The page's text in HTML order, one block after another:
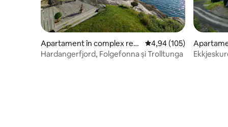
Apartament în complex rezi
dențial
Scor mediu de 4,94 din
4,94 (105)
Hardangerfjord, Folgefonna și Trolltunga
dențial